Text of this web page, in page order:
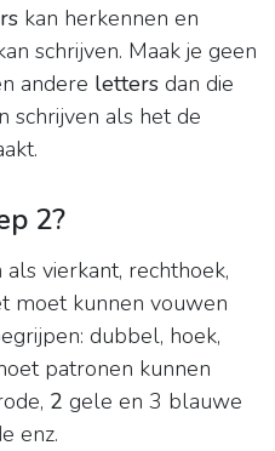
kan herkennen en
schrijven. Maak je geen
andere letters dan die
schrijven als het de
2?
als vierkant, rechthoek,
moet kunnen vouwen
dubbel, hoek,
patronen kunnen
2 gele en 3 blauwe
enz.